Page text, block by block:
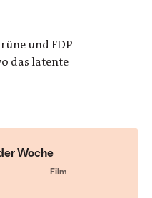
und FDP
das latente
Woche
Film